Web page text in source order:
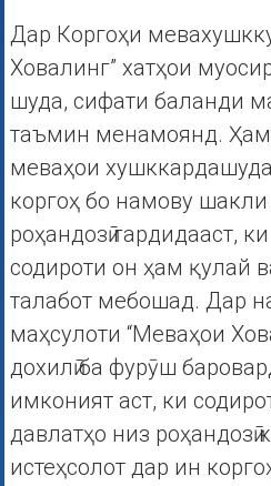
Дар Коргоҳи
Ховалинг” хатҳои
шуда, сифати баланди
таъмин менамоянд.
меваҳои
коргоҳ бо намову шакли
роҳандозӣ гардидааст,
содироти он ҳам қулай
талабот мебошад. Дар
маҳсулоти “Меваҳои
дохилӣ ба фурӯш
имконият аст, ки
давлатҳо низ роҳандозӣ
истеҳсолот дар ин